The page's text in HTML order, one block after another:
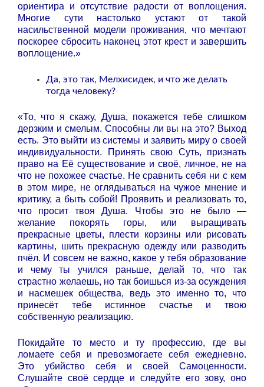
ориентира и отсутствие радости от воплощения.
Многие сути настолько устают от такой
насильственной модели проживания, что мечтают
поскорее сбросить наконец этот крест и завершить
воплощение.»
Да, это так, Мелхисидек, и что же делать
тогда человеку?
«То, что я скажу, Душа, покажется тебе слишком
дерзким и смелым. Способны ли вы на это? Выход
есть. Это выйти из системы и заявить миру о своей
индивидуальности. Принять свою Суть, признать
право на Её существование и своё, личное, не на
что не похожее счастье. Не сравнить себя ни с кем
в этом мире, не оглядываться на чужое мнение и
критику, а быть собой! Проявить и реализовать то,
что просит твоя Душа. Чтобы это не было —
желание покорять горы, или выращивать
прекрасные цветы, плести корзины или рисовать
картины, шить прекрасную одежду или разводить
пчёл. И совсем не важно, какое у тебя образование
и чему ты учился раньше, делай то, что так
страстно желаешь, но так боишься из-за осуждения
и насмешек общества, ведь это именно то, что
принесёт тебе истинное счастье и твою
собственную реализацию.
Покидайте то место и ту профессию, где вы
ломаете себя и превозмогаете себя ежедневно.
Это убийство себя и своей Самоценности.
Слушайте своё сердце и следуйте его зову, оно